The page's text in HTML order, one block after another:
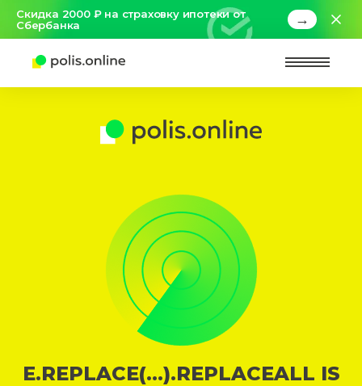
Скидка 2000 ₽ на страховку ипотеки от
Сбербанка
→
E.REPLACE(...).REPLACEALL IS